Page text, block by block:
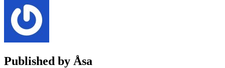
Published by Åsa